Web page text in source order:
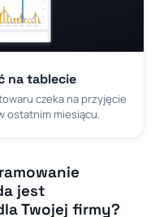
na tablecie
czeka na przyjęcie
ostatnim miesiącu.
jest
Twojej firmy?